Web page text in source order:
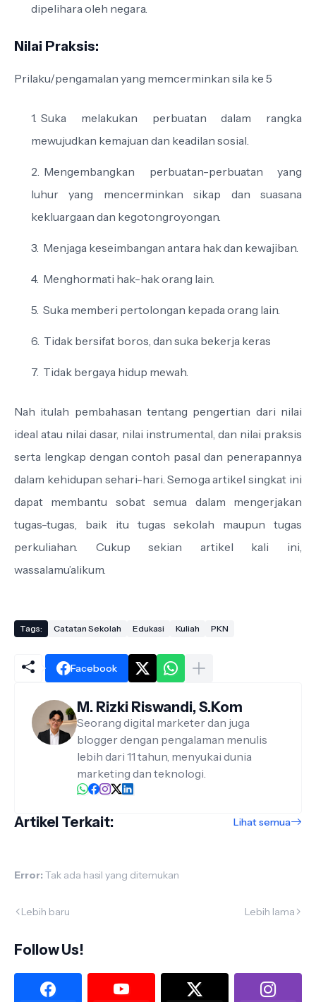
dipelihara oleh negara.
Nilai Praksis:
Prilaku/pengamalan yang memcerminkan sila ke 5
Suka melakukan perbuatan dalam rangka
mewujudkan kemajuan dan keadilan sosial.
Mengembangkan perbuatan-perbuatan yang
luhur yang mencerminkan sikap dan suasana
kekluargaan dan kegotongroyongan.
Menjaga keseimbangan antara hak dan kewajiban.
Menghormati hak-hak orang lain.
Suka memberi pertolongan kepada orang lain.
Tidak bersifat boros, dan suka bekerja keras
Tidak bergaya hidup mewah.
Nah itulah pembahasan tentang pengertian dari nilai
ideal atau nilai dasar, nilai instrumental, dan nilai praksis
serta lengkap dengan contoh pasal dan penerapannya
dalam kehidupan sehari-hari. Semoga artikel singkat ini
dapat membantu sobat semua dalam mengerjakan
tugas-tugas, baik itu tugas sekolah maupun tugas
perkuliahan. Cukup sekian artikel kali ini,
wassalamu’alikum.
Tags: Catatan Sekolah Edukasi Kuliah PKN
Facebook
M. Rizki Riswandi, S.Kom
Seorang digital marketer dan juga
blogger dengan pengalaman menulis
lebih dari 11 tahun, menyukai dunia
marketing dan teknologi.
Artikel Terkait: Lihat semua
Error: Tak ada hasil yang ditemukan
Lebih baru Lebih lama
Follow Us!